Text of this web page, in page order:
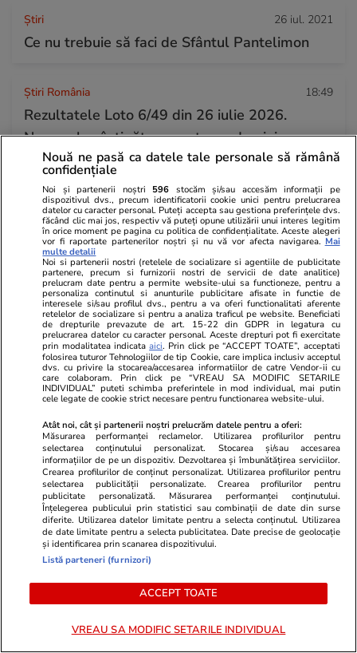
Ştiri 26 iul. 2021
Ce nu trebuie să faci de Sfântul Pantelimon
Știri România 18:49
Rezultatele Loto 6/49 din 26 iulie 2026.
Numerele câștigătoare extrase duminica
Vacanțe și Cultură 19:15
Trucuri eficiente împotriva
dormi liniștit în camera de hotel
fără să folosești substanțe
chimice periculoase
Vacanțe și
Cât te
complete
scutit de
Climatică
Horoscop 25 iul.
Horoscop 26 iulie 2026. Racii
încep o perioadă mai dificilă în
relația cu superiorii, poate și pe
fondul unui volum mai mare de
Nouă ne pasă ca datele tale personale să rămână
confidențiale
Noi și partenerii noștri 596 stocăm și/sau accesăm informații pe
dispozitivul dvs., precum identificatorii cookie unici pentru prelucrarea
datelor cu caracter personal. Puteți accepta sau gestiona preferințele dvs.
făcând clic mai jos, respectiv vă puteți opune utilizării unui interes legitim
în orice moment pe pagina cu politica de confidențialitate. Aceste alegeri
vor fi raportate partenerilor noștri și nu vă vor afecta navigarea. Mai
multe detalii
Noi si partenerii nostri (retelele de socializare si agentiile de publicitate
partenere, precum si furnizorii nostri de servicii de date analitice)
prelucram date pentru a permite website-ului sa functioneze, pentru a
personaliza continutul si anunturile publicitare afisate in functie de
interesele si/sau profilul dvs., pentru a va oferi functionalitati aferente
retelelor de socializare si pentru a analiza traficul pe website. Beneficiati
de drepturile prevazute de art. 15-22 din GDPR in legatura cu
prelucrarea datelor cu caracter personal. Aceste drepturi pot fi exercitate
prin modalitatea indicataaici. Prin click pe “ACCEPT TOATE”, acceptati
folosirea tuturor Tehnologiilor de tip Cookie, care implica inclusiv acceptul
dvs. cu privire la stocarea/accesarea informatiilor de catre Vendor-ii cu
care colaboram. Prin click pe “VREAU SA MODIFIC SETARILE
INDIVIDUAL” puteti schimba preferintele in mod individual, mai putin
cele legate de cookie strict necesare pentru functionarea website-ului.
Atât noi, cât și partenerii noștri prelucrăm datele pentru a oferi:
Măsurarea performanței reclamelor. Utilizarea profilurilor pentru
selectarea conținutului personalizat. Stocarea și/sau accesarea
informațiilor de pe un dispozitiv. Dezvoltarea și îmbunătățirea serviciilor.
Crearea profilurilor de conținut personalizat. Utilizarea profilurilor pentru
selectarea publicității personalizate. Crearea profilurilor pentru
publicitate personalizată. Măsurarea performanței conținutului.
Înțelegerea publicului prin statistici sau combinații de date din surse
diferite. Utilizarea datelor limitate pentru a selecta conținutul. Utilizarea
de date limitate pentru a selecta publicitatea. Date precise de geolocație
și identificarea prin scanarea dispozitivului.
Listă parteneri (furnizori)
ACCEPT TOATE
VREAU SA MODIFIC SETARILE INDIVIDUAL